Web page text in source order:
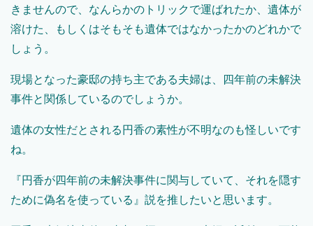
きませんので、なんらかのトリックで運ばれたか、遺体が
溶けた、もしくはそもそも遺体ではなかったかのどれかで
しょう。
現場となった豪邸の持ち主である夫婦は、四年前の未解決
事件と関係しているのでしょうか。
遺体の女性だとされる円香の素性が不明なのも怪しいです
ね。
『円香が四年前の未解決事件に関与していて、それを隠す
ために偽名を使っている』説を推したいと思います。